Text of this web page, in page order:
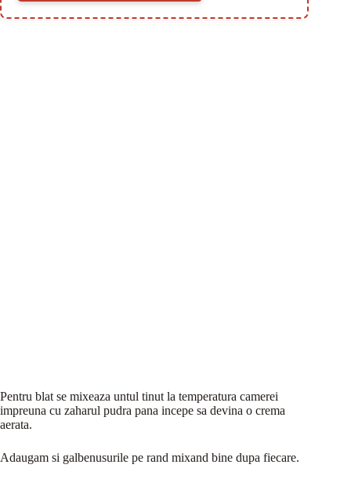
Pentru blat se mixeaza untul tinut la temperatura camerei
impreuna cu zaharul pudra pana incepe sa devina o crema
aerata.
Adaugam si galbenusurile pe rand mixand bine dupa fiecare.